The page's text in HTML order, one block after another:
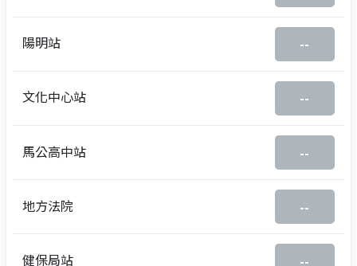
陽明站 --
文化中心站 --
馬公高中站 --
地方法院 --
健保局站 --